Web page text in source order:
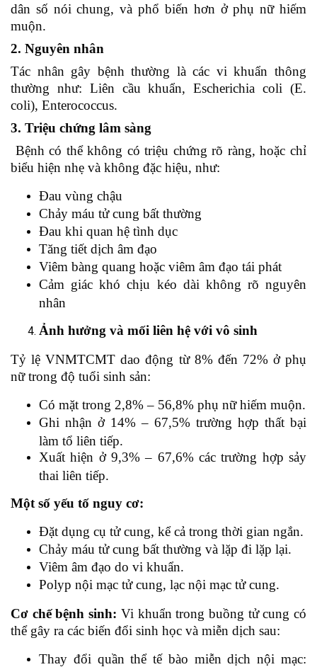
dân số nói chung, và phổ biến hơn ở phụ nữ hiếm
muộn.
2. Nguyên nhân
Tác nhân gây bệnh thường là các vi khuẩn thông
thường như: Liên cầu khuẩn, Escherichia coli (E.
coli), Enterococcus.
3. Triệu chứng lâm sàng
Bệnh có thể không có triệu chứng rõ ràng, hoặc chỉ
biểu hiện nhẹ và không đặc hiệu, như:
Đau vùng chậu
Chảy máu tử cung bất thường
Đau khi quan hệ tình dục
Tăng tiết dịch âm đạo
Viêm bàng quang hoặc viêm âm đạo tái phát
Cảm giác khó chịu kéo dài không rõ nguyên
nhân
Ảnh hưởng và mối liên hệ với vô sinh
Tỷ lệ VNMTCMT dao động từ 8% đến 72% ở phụ
nữ trong độ tuổi sinh sản:
Có mặt trong 2,8% – 56,8% phụ nữ hiếm muộn.
Ghi nhận ở 14% – 67,5% trường hợp thất bại
làm tổ liên tiếp.
Xuất hiện ở 9,3% – 67,6% các trường hợp sảy
thai liên tiếp.
Một số yếu tố nguy cơ:
Đặt dụng cụ tử cung, kể cả trong thời gian ngắn.
Chảy máu tử cung bất thường và lặp đi lặp lại.
Viêm âm đạo do vi khuẩn.
Polyp nội mạc tử cung, lạc nội mạc tử cung.
Cơ chế bệnhsinh: Vi khuẩn trong buồng tử cung có
thể gây ra các biến đổi sinh học và miễn dịch sau:
Thay đổi quần thể tế bào miễn dịch nội mạc: